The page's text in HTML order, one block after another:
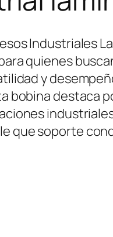
Industriales
quienes
y
bobina destaca
que soporte